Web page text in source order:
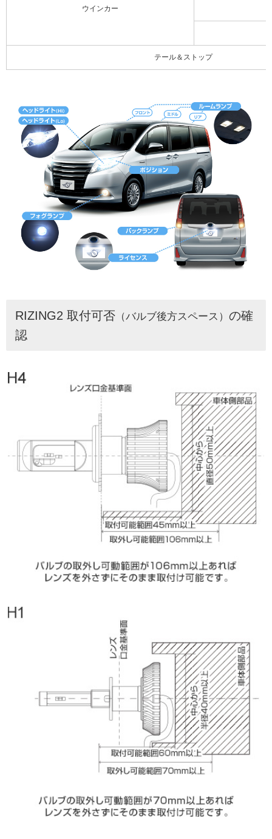
ウインカー
テール＆ストップ
RIZING2 取付可否 （バルブ後方スペース） の確
認